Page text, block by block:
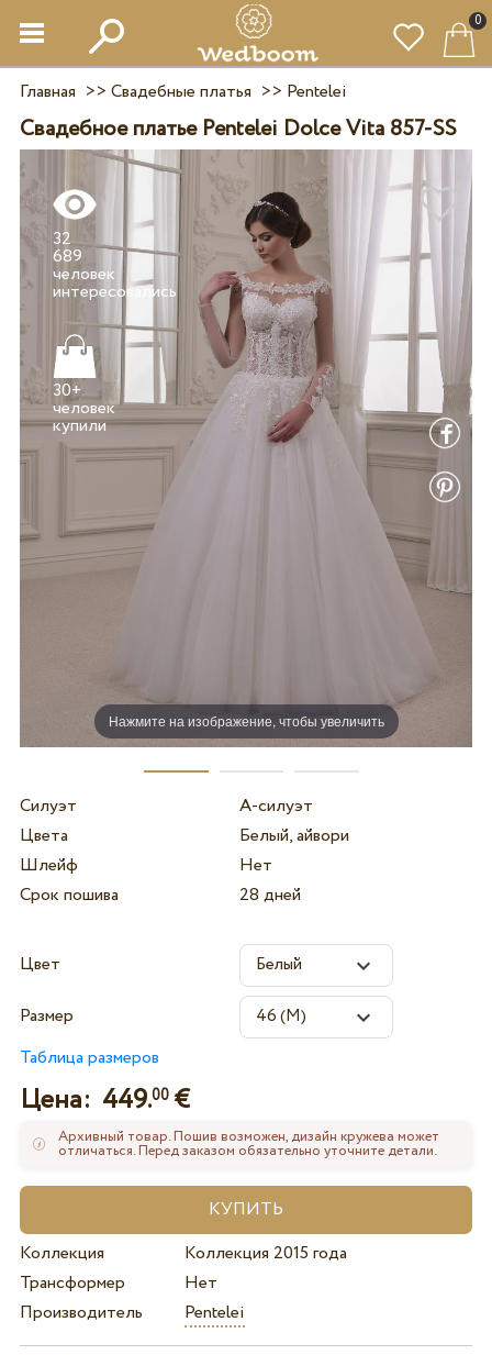
0
Главная >> Свадебные платья >> Pentelei
Свадебное платье Pentelei Dolce Vita 857-SS
Нажмите на изображение, чтобы увеличить
32
689
человек
30+
человек
купили
Силуэт
А-силуэт
Цвета
Белый, айвори
Шлейф
Нет
Срок пошива
28 дней
Цвет
Размер
Таблица размеров
Цена: 449.00€
Архивный товар. Пошив возможен, дизайн кружева может
отличаться. Перед заказом обязательно уточните детали.
Коллекция
Коллекция 2015 года
Трансформер
Нет
Производитель
Pentelei